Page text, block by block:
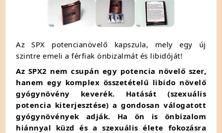
Az SPX potencianövelő kapszula, mely egy új
szintre emeli a férfiak önbizalmát és libidóját!
Az SPX2 nem csupán egy potencia növelő szer,
hanem egy komplex összetételű libido növelő
gyógynövény keverék. Hatását (szexuális
potencia kiterjesztése) a gondosan válogatott
gyógynövények adják. Ha ön is önbizalom
hiánnyal küzd és a szexuális élete fokozásra